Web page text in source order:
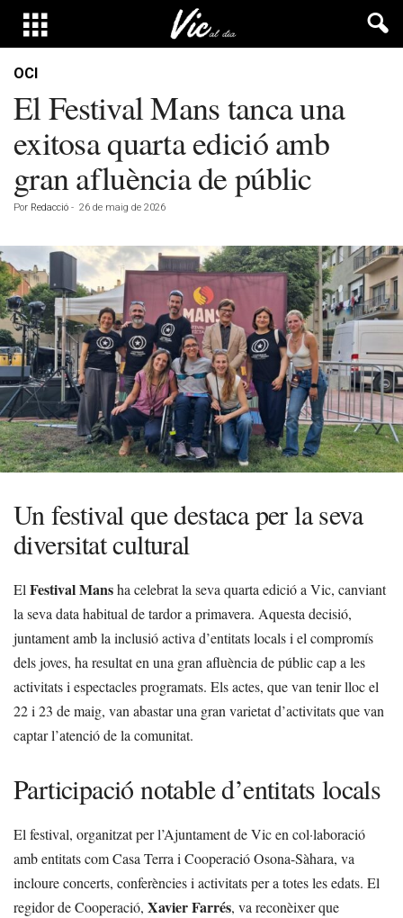
OCI
El Festival Mans tanca una
exitosa quarta edició amb
gran afluència de públic
Por Redacció - 26 de maig de 2026
Un festival que destaca per la seva
diversitat cultural
El Festival Mansha celebrat la seva quarta edició a Vic, canviant
la seva data habitual de tardor a primavera. Aquesta decisió,
juntament amb la inclusió activa d’entitats locals i el compromís
dels joves, ha resultat en una gran afluència de públic cap a les
activitats i espectacles programats. Els actes, que van tenir lloc el
22 i 23 de maig, van abastar una gran varietat d’activitats que van
captar l’atenció de la comunitat.
Participació notable d’entitats locals
El festival, organitzat per l’Ajuntament de Vic en col·laboració
amb entitats com Casa Terra i Cooperació Osona-Sàhara, va
incloure concerts, conferències i activitats per a totes les edats. El
regidor de Cooperació, Xavier Farrés, va reconèixer que